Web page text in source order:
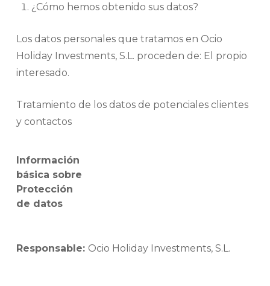
¿Cómo hemos obtenido sus datos?
Los datos personales que tratamos en Ocio
Holiday Investments, S.L. proceden de: El propio
interesado.
Tratamiento de los datos de potenciales clientes
y contactos
Información
básica sobre
Protección
de datos
Responsable: Ocio Holiday Investments, S.L.